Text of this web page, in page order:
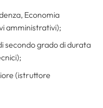
Economia
amministrativi);
secondo grado di durata
(istruttore